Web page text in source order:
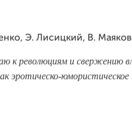
Э. Лисицкий, В.
к революциям и свержению
эротическо-юмористическое